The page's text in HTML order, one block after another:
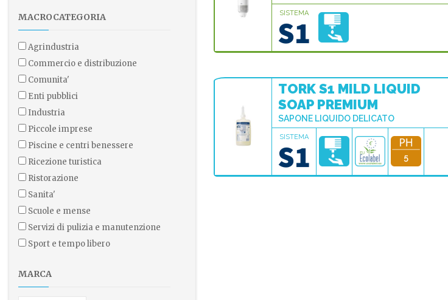
MACROCATEGORIA
agrindustria
commercio e distribuzione
comunita'
enti pubblici
industria
piccole imprese
piscine e centri benessere
ricezione turistica
ristorazione
sanita'
scuole e mense
servizi di pulizia e manutenzione
sport e tempo libero
MARCA
SISTEMA
TORK S1 MILD LIQUID
SOAP PREMIUM
SAPONE LIQUIDO DELICATO
SISTEMA
5